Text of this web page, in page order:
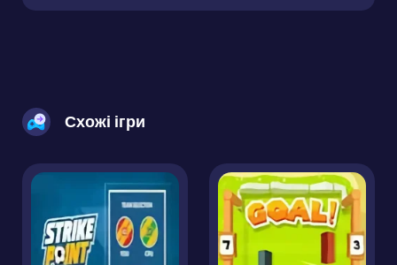
Схожі ігри